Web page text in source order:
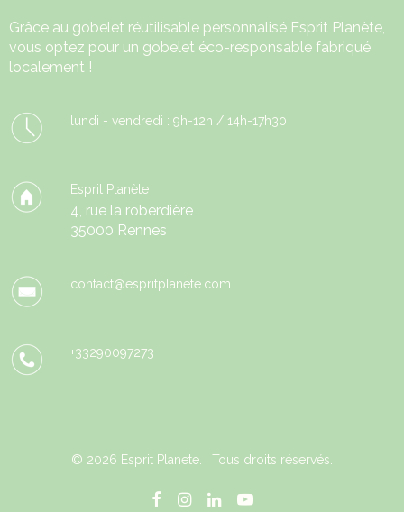
Grâce au gobelet réutilisable personnalisé Esprit Planète,
vous optez pour un gobelet éco-responsable fabriqué
localement !
lundi - vendredi : 9h-12h / 14h-17h30
Esprit Planète
4, rue la roberdière
35000 Rennes
contact@espritplanete.com
+33290097273
© 2026 Esprit Planete. | Tous droits réservés.